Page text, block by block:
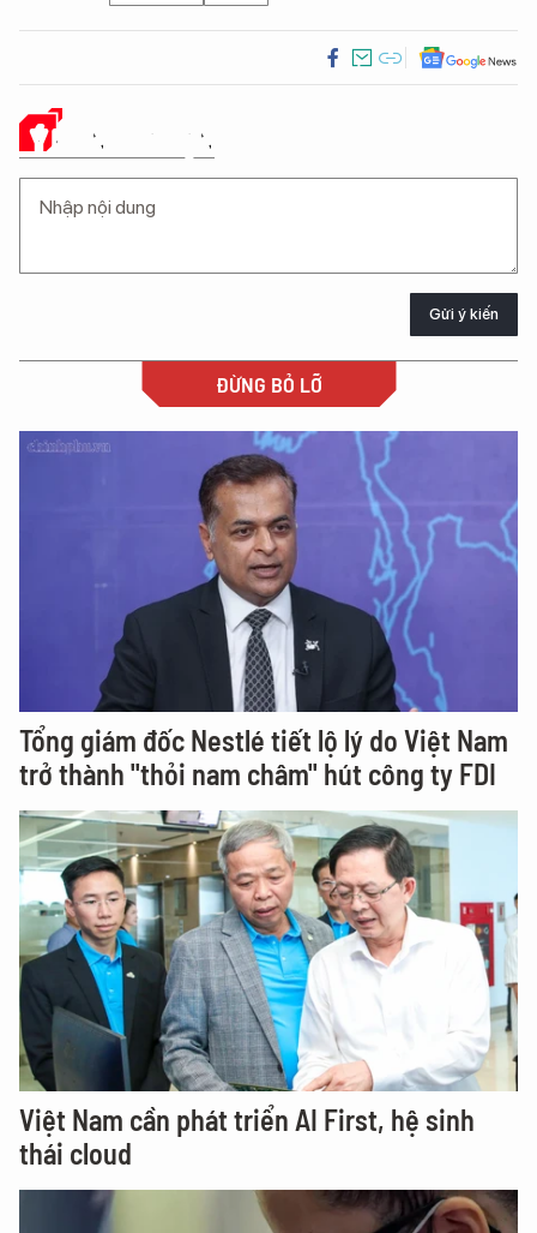
Ý KIẾN CỦA BẠN
Gửi ý kiến
ĐỪNG BỎ LỠ
Tổng giám đốc Nestlé tiết lộ lý do Việt Nam
trở thành "thỏi nam châm" hút công ty FDI
Việt Nam cần phát triển AI First, hệ sinh
thái cloud